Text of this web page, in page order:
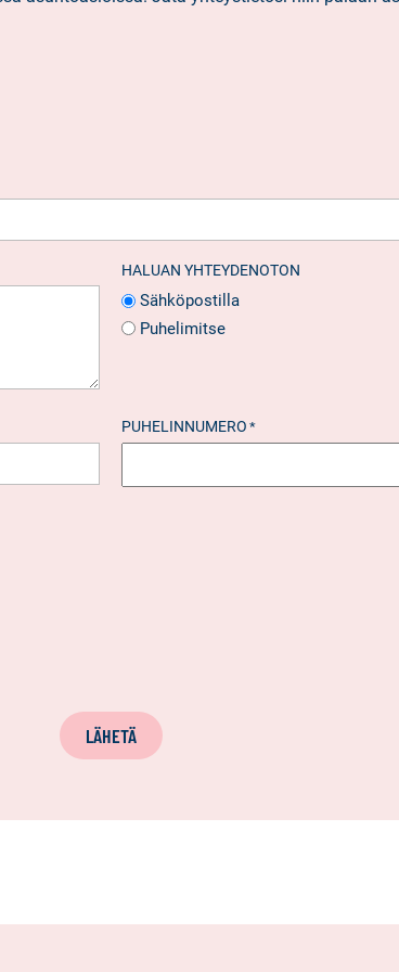
HALUAN YHTEYDENOTON
Sähköpostilla
Puhelimitse
PUHELINNUMERO *
LÄHETÄ